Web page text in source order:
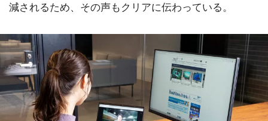
減されるため、その声もクリアに伝わっている。